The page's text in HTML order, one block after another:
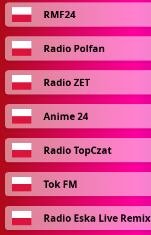
RMF24
Radio Polfan
Radio ZET
Anime 24
Radio TopCzat
Tok FM
Radio Eska Live Remix